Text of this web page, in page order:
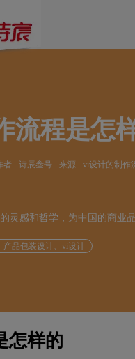
流程是怎
者 诗辰叁号 来源 vi设计的制作
灵感和哲学，为中国的商业
产品包装设计、vi设计
怎样的